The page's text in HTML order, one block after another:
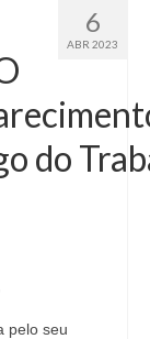
6
ABR 2023
do
pelo seu